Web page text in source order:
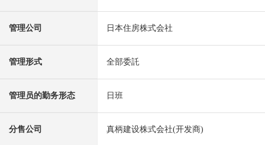
管理公司 日本住房株式会社
管理形式 全部委託
管理员的勤务形态 日班
分售公司 真柄建设株式会社(开发商)